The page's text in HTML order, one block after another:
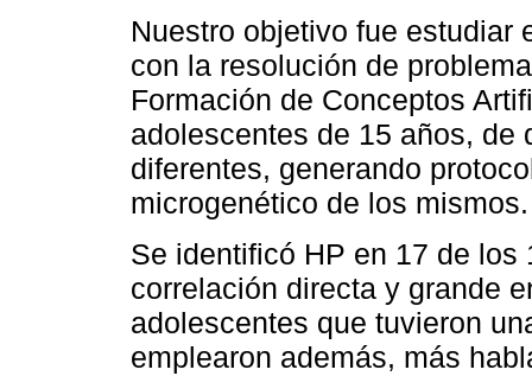
Nuestro objetivo fue estudiar
con la resolución de
Formación de Conceptos
adolescentes de 15 años,
diferentes, generando
microgenético de los mismos.
Se identificó HP en 17 de
correlación directa y grande
adolescentes que tuvieron
emplearon además, más